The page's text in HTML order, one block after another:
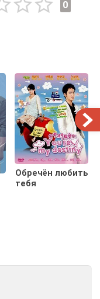
0
Обречён любить
тебя